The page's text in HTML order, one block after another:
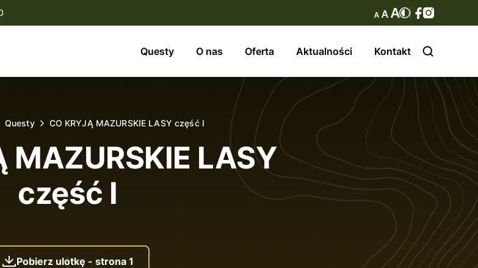
Questy O nas Oferta Aktualności Kontakt
O nas
Aktualności
Kontakt
Questy CO KRYJĄ MAZURSKIE LASY część I
MAZURSKIE LASY
część I
Pobierz ulotkę - strona 1